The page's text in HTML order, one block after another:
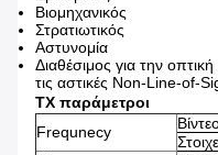
Βιομηχανικός
Στρατιωτικός
Αστυνομία
Διαθέσιμος για την
τις αστικές Non-Line-of-
TX παράμετροι
Frequnecy